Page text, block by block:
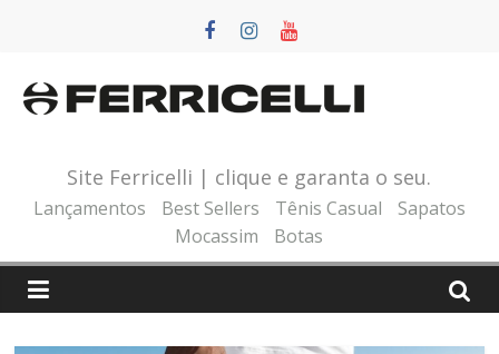
conteúdo
Site Ferricelli | clique e garanta o seu.
Lançamentos Best Sellers Tênis Casual
Sapatos
Mocassim
Botas